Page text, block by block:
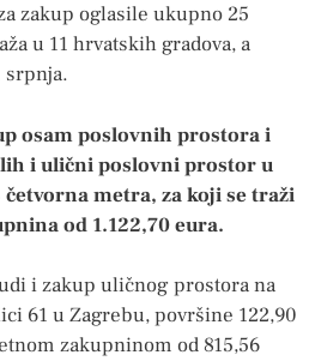
zakup oglasile ukupno 25
u 11 hrvatskih gradova, a
srpnja.
osam poslovnih prostora i
i ulični poslovni prostor u
metra, za koji se traži
od 1.122,70 eura.
i zakup uličnog prostora na
61 u Zagrebu, površine 122,90
zakupninom od 815,56